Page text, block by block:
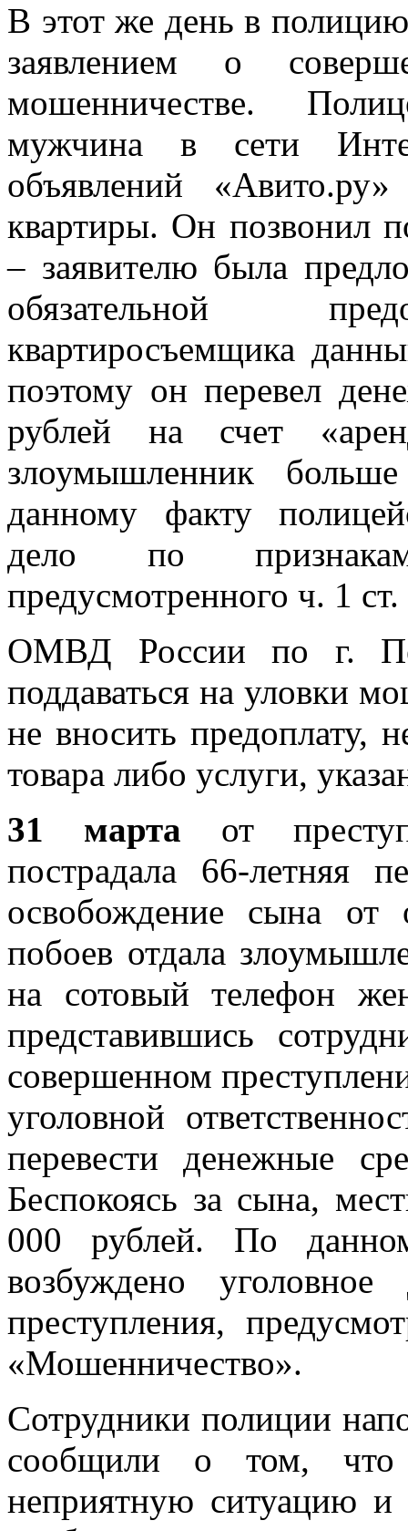
В этот же день в
заявлением о
мошенничестве.
мужчина в сети
объявлений
квартиры. Он позвонил
– заявителю была
обязательной
квартиросъемщика
поэтому он перевел
рублей на счет
злоумышленник
данному факту
дело по
предусмотренного ч. 1
ОМВД России по г.
поддаваться на уловки
не вносить предоплату,
товара либо услуги,
31 марта от
пострадала 66-летняя
освобождение сына от
побоев отдала
на сотовый телефон
представившись
совершенном
уголовной
перевести денежные
Беспокоясь за сына,
000 рублей. По
возбуждено
преступления,
«Мошенничество».
Сотрудники полиции
сообщили о том, что
неприятную ситуацию и